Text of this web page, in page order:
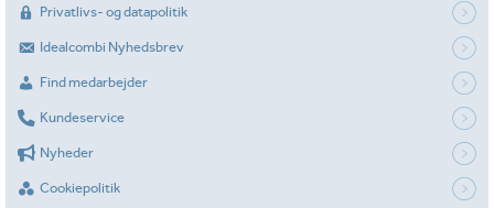
Privatlivs- og datapolitik
Idealcombi Nyhedsbrev
Find medarbejder
Kundeservice
Nyheder
Cookiepolitik